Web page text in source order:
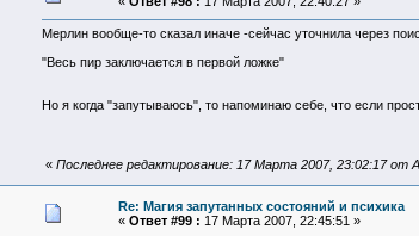
Мерлин вообще-то сказал иначе -сейчас уточнила через
"Весь пир заключается в первой ложке"
Но я когда "запутываюсь", то напоминаю себе, что если
« Последнее редактирование: 17 Марта 2007, 23:02:17 от
Re: Магия запутанных состояний и психика
« Ответ #99 : 17 Марта 2007, 22:45:51 »